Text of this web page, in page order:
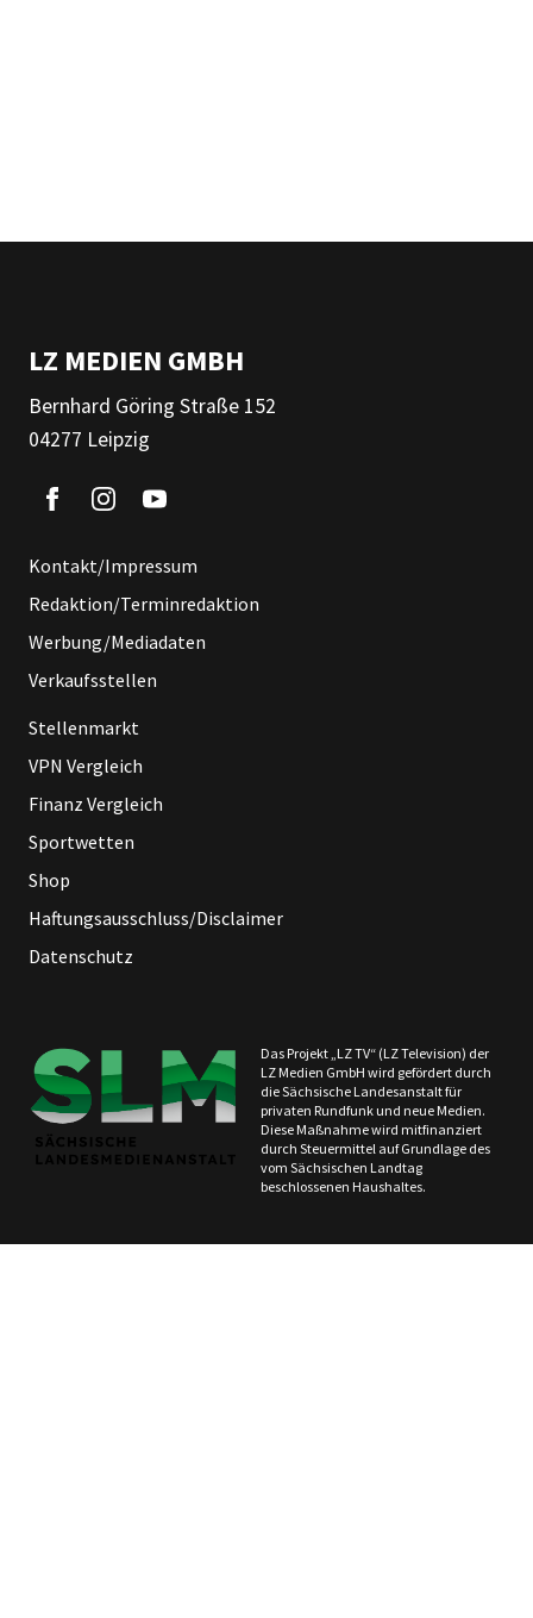
LZ MEDIEN GMBH
Bernhard Göring Straße 152
04277 Leipzig
Kontakt/Impressum
Redaktion/Terminredaktion
Werbung/Mediadaten
Verkaufsstellen
Stellenmarkt
VPN Vergleich
Finanz Vergleich
Sportwetten
Shop
Haftungsausschluss/Disclaimer
Datenschutz
Das Projekt „LZ TV“ (LZ Television) der
LZ Medien GmbH wird gefördert durch
die Sächsische Landesanstalt für
privaten Rundfunk und neue Medien.
Diese Maßnahme wird mitfinanziert
durch Steuermittel auf Grundlage des
vom Sächsischen Landtag
beschlossenen Haushaltes.